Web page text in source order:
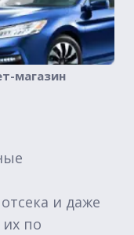
магазин
и даже
их по